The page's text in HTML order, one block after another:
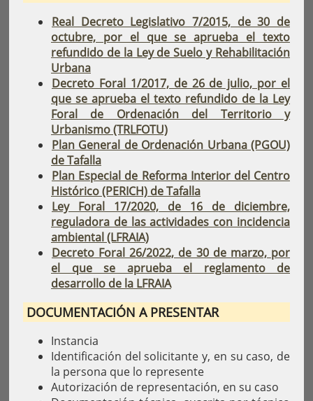
Real Decreto Legislativo 7/2015, de 30 de
octubre, por el que se aprueba el texto
refundido de la Ley de Suelo y Rehabilitación
Urbana
Decreto Foral 1/2017, de 26 de julio, por el
que se aprueba el texto refundido de la Ley
Foral de Ordenación del Territorio y
Urbanismo (TRLFOTU)
Plan General de Ordenación Urbana (PGOU)
de Tafalla
Plan Especial de Reforma Interior del Centro
Histórico (PERICH) de Tafalla
Ley Foral 17/2020, de 16 de diciembre,
reguladora de las actividades con incidencia
ambiental (LFRAIA)
Decreto Foral 26/2022, de 30 de marzo, por
el que se aprueba el reglamento de
desarrollo de la LFRAIA
DOCUMENTACIÓN A PRESENTAR
Instancia
Identificación del solicitante y, en su caso, de
la persona que lo represente
Autorización de representación, en su caso